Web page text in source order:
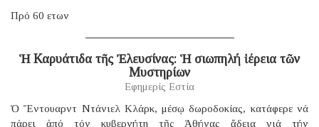
Πρό 60 ετων
Ἡ Καρυάτιδα τῆς Ἐλευσίνας: Ἡ σιωπηλή ἱέρεια τῶν
Μυστηρίων
Εφημερίς Εστία
Ὁ Ἔντουαρντ Ντάνιελ Κλάρκ, μέσῳ δωροδοκίας, κατάφερε νά
πάρει ἀπό τόν κυβερνήτη τῆς Ἀθήνας ἄδεια γιά τήν